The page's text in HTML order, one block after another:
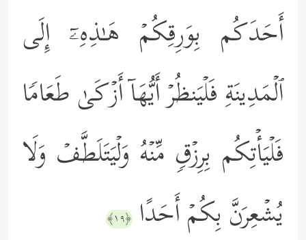
أَحَدَكُم بِوَرِقِكُمۡ هَـٰذِهِۦۤ إِلَى
ٱلۡمَدِینَةِ فَلۡیَنظُرۡ أَیُّهَاۤ أَزۡكَىٰ طَعَامࣰا
فَلۡیَأۡتِكُم بِرِزۡقࣲ مِّنۡهُ وَلۡیَتَلَطَّفۡ وَلَا
یُشۡعِرَنَّ بِكُمۡ أَحَدًا ﴿١٩﴾